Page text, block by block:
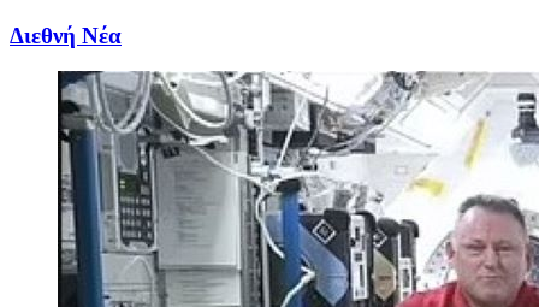
Διεθνή Νέα